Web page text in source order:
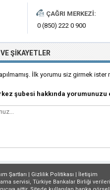
ÇAĞRI MERKEZI:
0 (850) 222 0 900
ŞIKAYETLER
İlk yorumu siz girmek ister
şubesi hakkında yorumunuzu
Şartları | Gizlilik Politikası | İletişim
servisi, Türkiye Bankalar Birliği verileri